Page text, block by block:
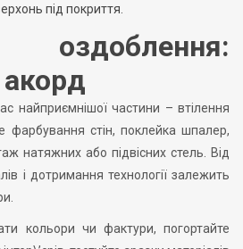
під покриття.
оздоблення:
найприємнішої частини – втілення
фарбування стін, поклейка шпалер,
натяжних або підвісних стель. Від
і дотримання технології залежить
кольори чи фактури, погортайте